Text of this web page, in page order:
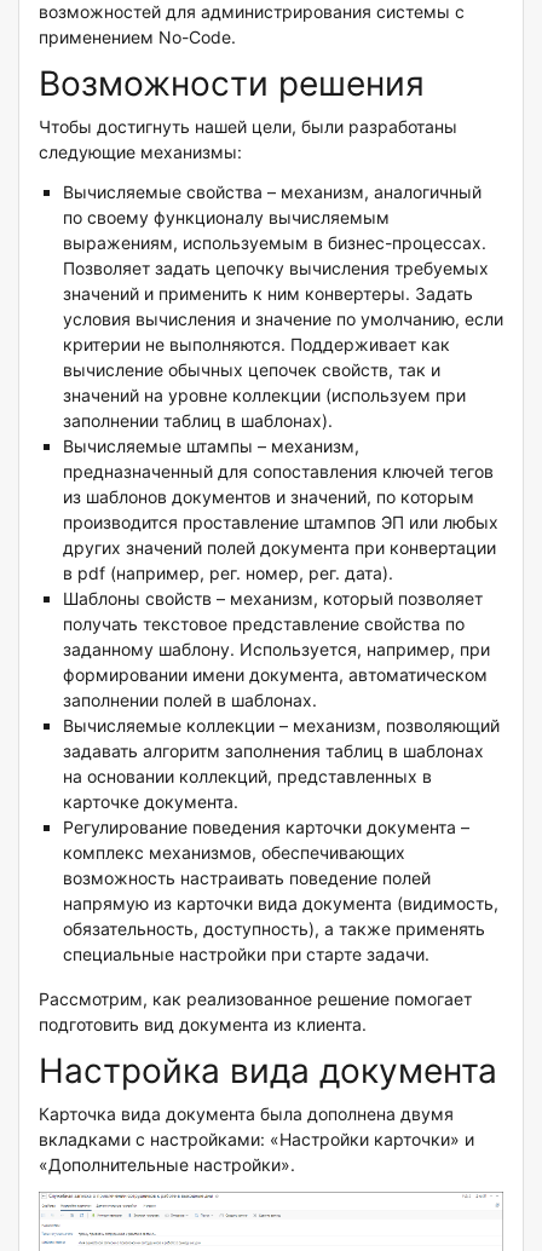
возможностей для администрирования системы с
применением No-Code.
Возможности решения
Чтобы достигнуть нашей цели, были разработаны
следующие механизмы:
Вычисляемые свойства – механизм, аналогичный
по своему функционалу вычисляемым
выражениям, используемым в бизнес-процессах.
Позволяет задать цепочку вычисления требуемых
значений и применить к ним конвертеры. Задать
условия вычисления и значение по умолчанию, если
критерии не выполняются. Поддерживает как
вычисление обычных цепочек свойств, так и
значений на уровне коллекции (используем при
заполнении таблиц в шаблонах).
Вычисляемые штампы – механизм,
предназначенный для сопоставления ключей тегов
из шаблонов документов и значений, по которым
производится проставление штампов ЭП или любых
других значений полей документа при конвертации
в pdf (например, рег. номер, рег. дата).
Шаблоны свойств – механизм, который позволяет
получать текстовое представление свойства по
заданному шаблону. Используется, например, при
формировании имени документа, автоматическом
заполнении полей в шаблонах.
Вычисляемые коллекции – механизм, позволяющий
задавать алгоритм заполнения таблиц в шаблонах
на основании коллекций, представленных в
карточке документа.
Регулирование поведения карточки документа –
комплекс механизмов, обеспечивающих
возможность настраивать поведение полей
напрямую из карточки вида документа (видимость,
обязательность, доступность), а также применять
специальные настройки при старте задачи.
Рассмотрим, как реализованное решение помогает
подготовить вид документа из клиента.
Настройка вида документа
Карточка вида документа была дополнена двумя
вкладками с настройками: «Настройки карточки» и
«Дополнительные настройки».